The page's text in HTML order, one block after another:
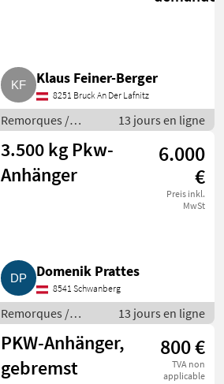
Klaus Feiner-Berger
8251 Bruck An Der Lafnitz
Remorques /
Remorques de
voitures
13 jours en ligne
3.500 kg Pkw-
Anhänger
6.000
€
Preis inkl.
MwSt
Domenik Prattes
8541 Schwanberg
Remorques /
Remorques de
voitures
13 jours en ligne
PKW-Anhänger,
gebremst
800 €
TVA non
applicable